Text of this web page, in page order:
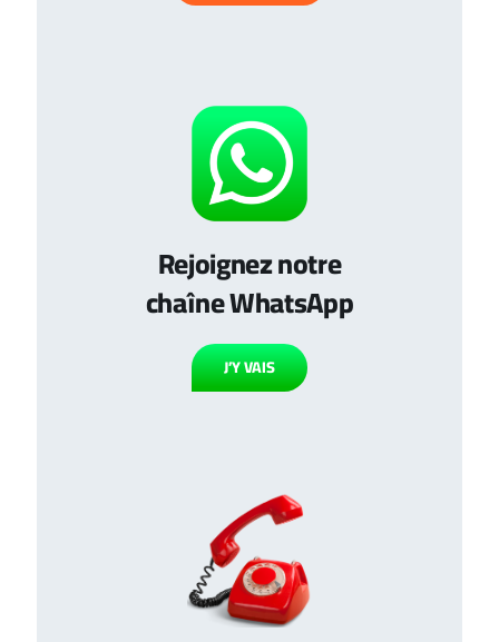
Rejoignez notre
chaîne WhatsApp
J’Y VAIS